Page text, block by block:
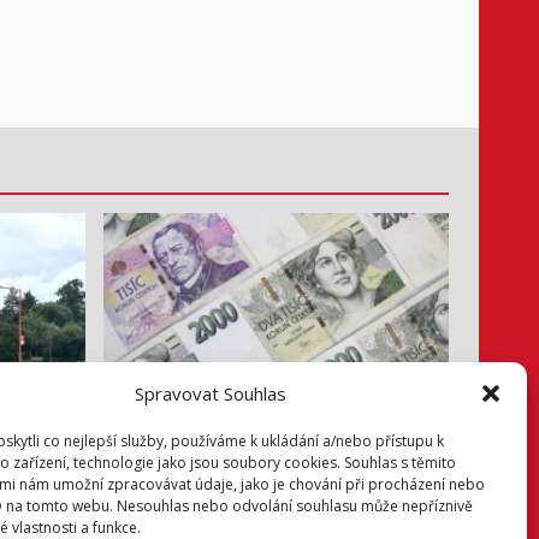
Spravovat Souhlas
co nejlepší služby, používáme k ukládání a/nebo přístupu k
zařízení, technologie jako jsou soubory cookies. Souhlas s těmito
nám umožní zpracovávat údaje, jako je chování při procházení nebo
na tomto webu. Nesouhlas nebo odvolání souhlasu může nepříznivě
vlastnosti a funkce.
Info z radnice
Zastupitelé jednali hlavně o penězích
1. 8. 2026